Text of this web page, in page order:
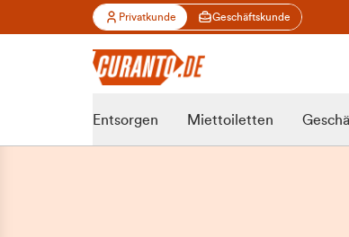
Privatkunde Geschäftskunde
Entsorgen Miettoiletten